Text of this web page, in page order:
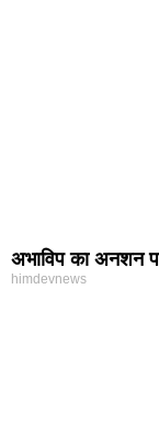
अभाविप का अनशन
himdevnews